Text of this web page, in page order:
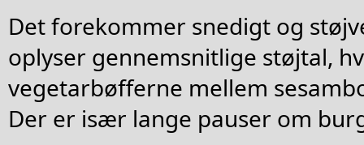
Det forekommer snedigt og
oplyser gennemsnitlige støjtal,
vegetarbøfferne mellem
Der er især lange pauser om